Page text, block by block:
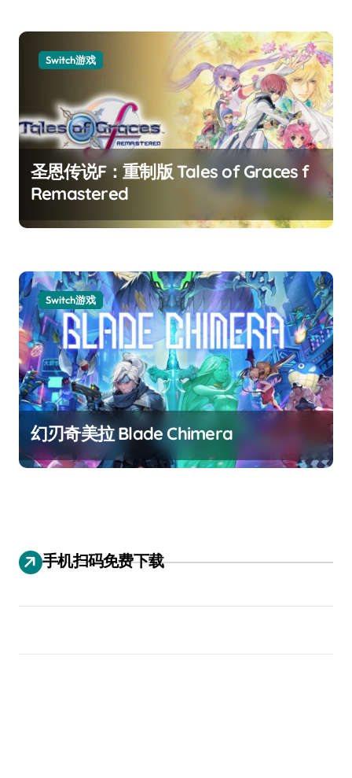
Switch游戏
圣恩传说F：重制版 Tales of Graces f
Remastered
Switch游戏
幻刃奇美拉 Blade Chimera
手机扫码免费下载